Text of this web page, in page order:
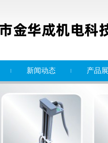
新闻动态 产品